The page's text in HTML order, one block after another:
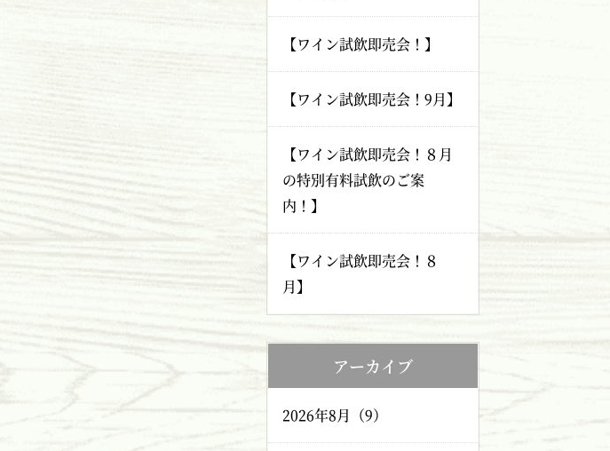
【ワイン試飲即売会！】
【ワイン試飲即売会！9月】
【ワイン試飲即売会！８月
の特別有料試飲のご案
内！】
【ワイン試飲即売会！８
月】
アーカイブ
2026年8月（9）